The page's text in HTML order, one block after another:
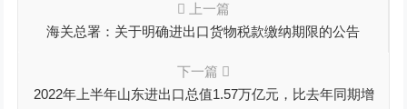
上一篇
海关总署：关于明确进出口货物税款缴纳期限的公告
下一篇
2022年上半年山东进出口总值1.57万亿元，比去年同期增